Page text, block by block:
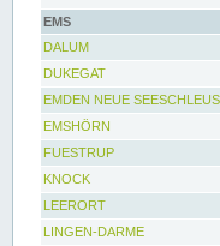
EMS
DALUM
DUKEGAT
EMDEN NEUE
EMSHÖRN
FUESTRUP
KNOCK
LEERORT
LINGEN-DARME